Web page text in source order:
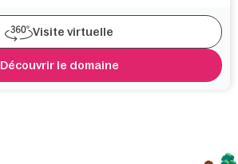
Visite virtuelle
Découvrir le domaine